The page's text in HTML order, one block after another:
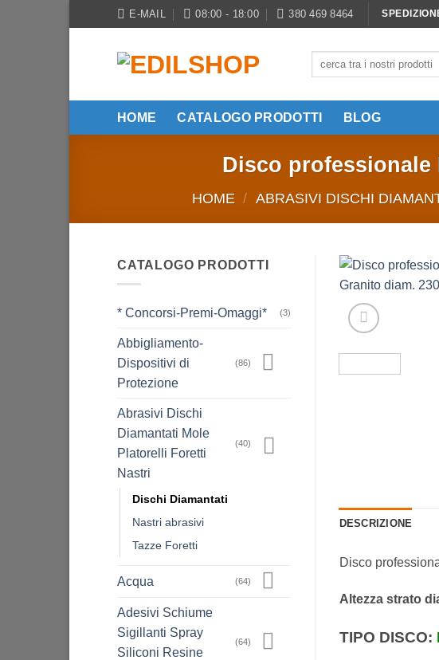
ai
contenuti
E-MAIL 08:00 - 18:00 380 469 8464
HOME CATALOGO PRODOTTI BLOG
Disco professionale
HOME / ABRASIVI DISCHI
CATALOGO PRODOTTI
* Concorsi-Premi-Omaggi* (3)
Abbigliamento-
Dispositivi di
Protezione
(86)
Abrasivi Dischi
Diamantati Mole
Platorelli Foretti
Nastri
(40)
Dischi Diamantati
Nastri abrasivi
Tazze Foretti
Acqua (64)
Adesivi Schiume
Sigillanti Spray
Siliconi Resine
(64)
DESCRIZIONE
Disco
Altezza strato
TIPO DISCO: